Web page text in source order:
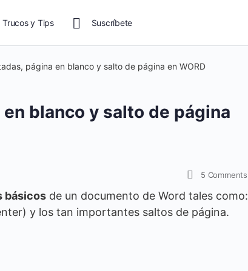
Trucos y Tips Suscríbete
página en blanco y salto de página en WORD
blanco y salto de página
5 Comments
básicos de un documento de Word tales como:
y los tan importantes saltos de página.